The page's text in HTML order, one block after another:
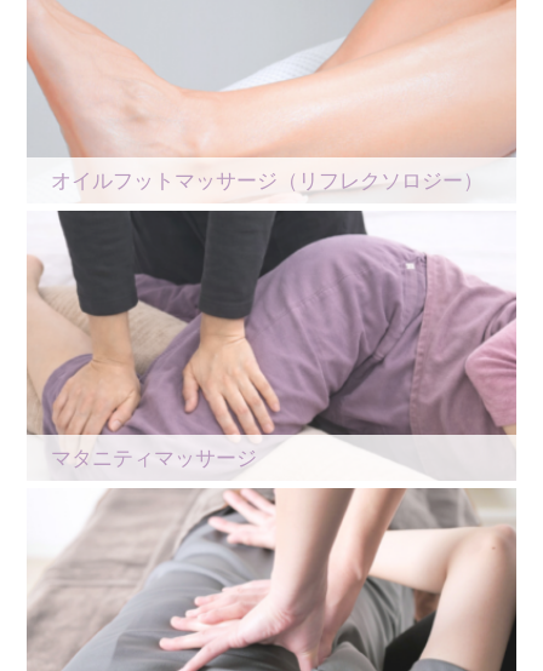
オイルフットマッサージ（リフレクソロジー）
マタニティマッサージ